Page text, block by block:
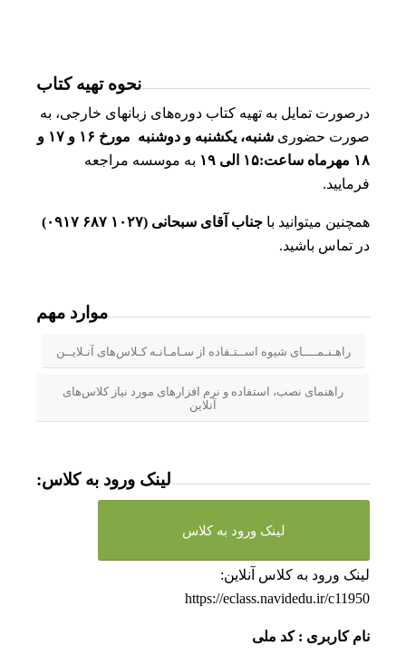
نحوه تهیه کتاب
درصورت تمایل به تهیه کتاب دوره‌های زبانهای خارجی، به
صورت حضوری
شنبه، یکشنبه و دوشنبه مورخ ۱۶ و ۱۷ و
۱۸ مهرماه ساعت:۱۵ الی ۱۹
به موسسه مراجعه
فرمایید.
همچنین میتوانید باجناب آقای سبحانی (۱۰۲۷ ۶۸۷ ۰۹۱۷)
در تماس باشید.
موارد مهم
راهـنـمــــای شیوه اســتـفاده از سـامـانـه کـلاس‌های آنـلایــن
راهنمای نصب، استفاده و نرم افزارهای مورد نیاز کلاس‌های
آنلاین
لینک ورود به کلاس:
لینک ورود به کلاس
لینک ورود به کلاس آنلاین:
https://eclass.navidedu.ir/c11950
نام کاربری : کد ملی